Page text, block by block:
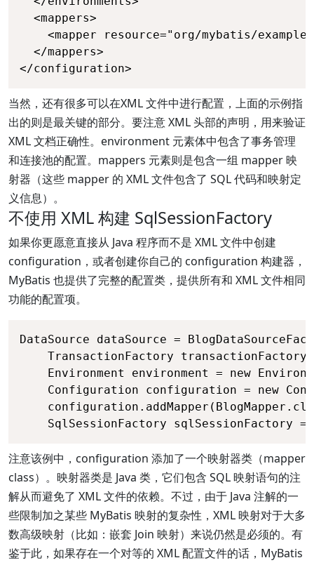
  <mappers>
<mapper resource="org/mybatis/
  </mappers>
</configuration>
当然，还有很多可以在XML 文件中进行配置，上面的示例指
出的则是最关键的部分。要注意 XML 头部的声明，用来验证
XML 文档正确性。environment 元素体中包含了事务管理
和连接池的配置。mappers 元素则是包含一组 mapper 映
射器（这些 mapper 的 XML 文件包含了 SQL 代码和映射定
义信息）。
不使用 XML 构建 SqlSessionFactory
如果你更愿意直接从 Java 程序而不是 XML 文件中创建
configuration，或者创建你自己的 configuration 构建器，
MyBatis 也提供了完整的配置类，提供所有和 XML 文件相同
功能的配置项。
DataSource dataSource =
TransactionFactory
Environment environment = new
Configuration configuration = new
SqlSessionFactory sqlSessionFactory
注意该例中，configuration 添加了一个映射器类（mapper
class）。映射器类是 Java 类，它们包含 SQL 映射语句的注
解从而避免了 XML 文件的依赖。不过，由于 Java 注解的一
些限制加之某些 MyBatis 映射的复杂性，XML 映射对于大多
数高级映射（比如：嵌套 Join 映射）来说仍然是必须的。有
鉴于此，如果存在一个对等的 XML 配置文件的话，MyBatis